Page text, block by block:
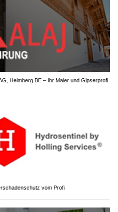
Heimberg BE – Ihr Maler und Gipserprofi
vom Profi